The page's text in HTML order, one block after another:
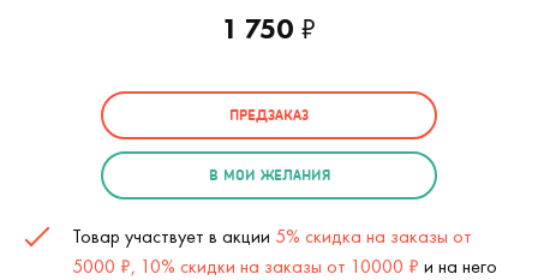
1 750 ₽
ПРЕДЗАКАЗ
В МОИ ЖЕЛАНИЯ
Товар участвует в акции 5% скидка на заказы от
5000 ₽, 10% скидки на заказы от 10000 ₽ и на него